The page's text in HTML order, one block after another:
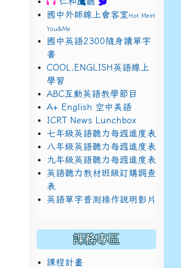
國中外師線上會客室Hot Meet
You&Me
國中英語2300隨身讀單字
書
COOL.ENGLISH英語線上
學習
ABC互動英語教學節目
A+ English 空中美語
ICRT News Lunchbox
七年級英語聽力每週進度表
八年級英語聽力每週進度表
九年級英語聽力每週進度表
英語聽力教材班級訂購調查
表
英語單字普測操作說明影片
課務專區
課程計畫